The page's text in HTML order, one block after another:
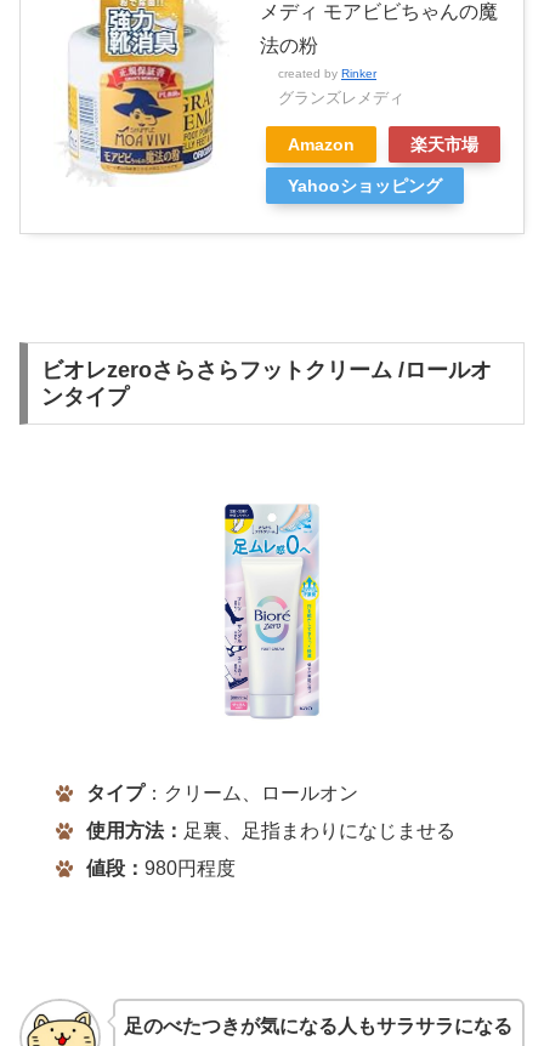
メディ モアビビちゃんの魔
法の粉
created by Rinker
グランズレメディ
Amazon 楽天市場
Yahooショッピング
ビオレzeroさらさらフットクリーム /ロールオ
ンタイプ
タイプ：クリーム、ロールオン
使用方法： 足裏、足指まわりになじませる
値段： 980円程度
足のべたつきが気になる人もサラサラになる